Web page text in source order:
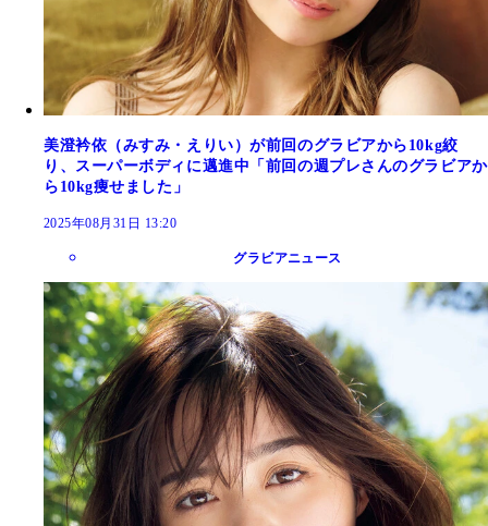
美澄衿依（みすみ・えりい）が前回のグラビアから10kg絞
り、スーパーボディに邁進中「前回の週プレさんのグラビアか
ら10kg痩せました」
2025年08月31日 13:20
グラビアニュース